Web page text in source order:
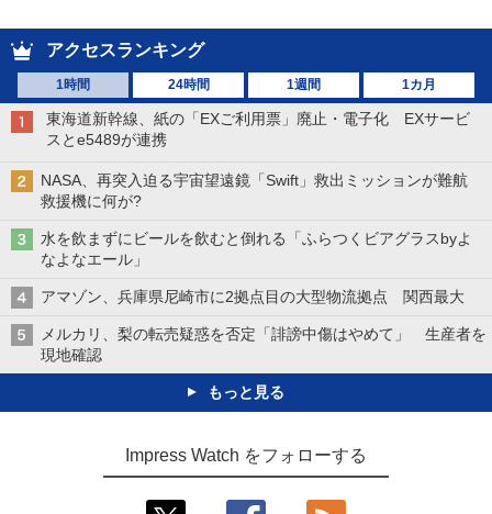
アクセスランキング
1時間 24時間 1週間 1カ月
東海道新幹線、紙の「EXご利用票」廃止・電子化 EXサービ
スとe5489が連携
NASA、再突入迫る宇宙望遠鏡「Swift」救出ミッションが難航
救援機に何が?
水を飲まずにビールを飲むと倒れる「ふらつくビアグラスbyよ
なよなエール」
アマゾン、兵庫県尼崎市に2拠点目の大型物流拠点 関西最大
メルカリ、梨の転売疑惑を否定「誹謗中傷はやめて」 生産者を
現地確認
もっと見る
Impress Watch をフォローする